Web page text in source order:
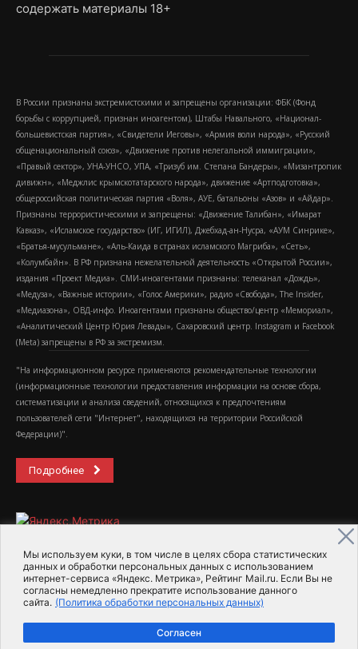
Мы используем куки, в том числе в целях сбора статистических
данных и обработки персональных данных с использованием
интернет-сервиса «Яндекс. Метрика», Рейтинг Mail.ru. Если Вы не
согласны немедленно прекратите использование данного
сайта. (Политика обработки персональных данных)
Согласен
содержать материалы 18+
В России признаны экстремистскими и запрещены организации: ФБК (Фонд
борьбы с коррупцией, признан иноагентом), Штабы Навального, «Национал-
большевистская партия», «Свидетели Иеговы», «Армия воли народа», «Русский
общенациональный союз», «Движение против нелегальной иммиграции»,
«Правый сектор», УНА-УНСО, УПА, «Тризуб им. Степана Бандеры», «Мизантропик
дивижн», «Меджлис крымскотатарского народа», движение «Артподготовка»,
общероссийская политическая партия «Воля», АУЕ, батальоны «Азов» и «Айдар».
Признаны террористическими и запрещены: «Движение Талибан», «Имарат
Кавказ», «Исламское государство» (ИГ, ИГИЛ), Джебхад-ан-Нусра, «АУМ Синрике»,
«Братья-мусульмане», «Аль-Каида в странах исламского Магриба», «Сеть»,
«Колумбайн». В РФ признана нежелательной деятельность «Открытой России»,
издания «Проект Медиа». СМИ-иноагентами признаны: телеканал «Дождь»,
«Медуза», «Важные истории», «Голос Америки», радио «Свобода», The Insider,
«Медиазона», ОВД-инфо. Иноагентами признаны общество/центр «Мемориал»,
«Аналитический Центр Юрия Левады», Сахаровский центр. Instagram и Facebook
(Metа) запрещены в РФ за экстремизм.
"На информационном ресурсе применяются рекомендательные технологии
(информационные технологии предоставления информации на основе сбора,
систематизации и анализа сведений, относящихся к предпочтениям
пользователей сети "Интернет", находящихся на территории Российской
Федерации)".
Подробнее
2015-2026- Информационное агентство МедиаПоток
Для справки Об издании
Пользовательское соглашение
Политика обработки персональных данных